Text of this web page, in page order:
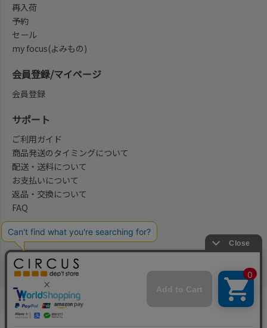
会社概要/お問合せ先
再入荷
予約
セール
my focus(よみもの)
会員登録/マイページ
会員登録
サポート
ご利用ガイド
商品発送のタイミングについて
配送・送料について
お支払いについて
返品・交換について
FAQ
法律に基づく表示 プライバシーポリシー
©2004-2026 子供服・キッズ服の通販Circus All Rights reserved.